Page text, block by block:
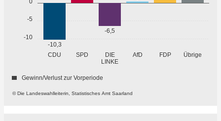
-10
-5
CDU SPD
DIE
LINKE
AfD FDP Übrige
-10,3
-6,5
© Die Landeswahlleiterin, Statistisches Amt Saarland
Gewinn/Verlust zur Vorperiode